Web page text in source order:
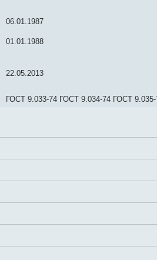
06.01.1987
01.01.1988
22.05.2013
ГОСТ 9.033-74 ГОСТ 9.034-74 ГОСТ 9.035-